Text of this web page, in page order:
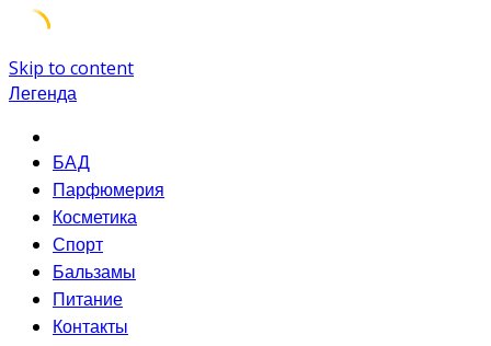
Skip to content
Легенда
БАД
Парфюмерия
Косметика
Спорт
Бальзамы
Питание
Контакты